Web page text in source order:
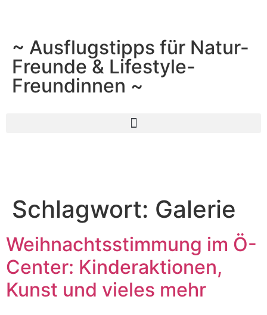
~ Ausflugstipps für Natur-
Freunde & Lifestyle-
Freundinnen ~
Schlagwort: Galerie
Weihnachtsstimmung im Ö-
Center: Kinderaktionen,
Kunst und vieles mehr